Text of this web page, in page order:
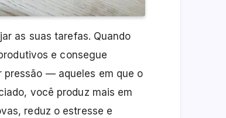
as suas tarefas. Quando
e consegue
pressão — aqueles em que o
você produz mais em
reduz o estresse e